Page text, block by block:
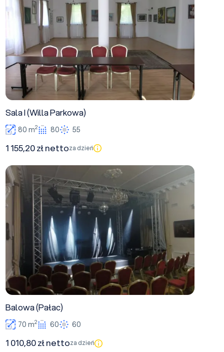
Sala I (Willa Parkowa)
80 m2 80 55
1 155,20 zł nettoza dzień
Balowa (Pałac)
Balowa (Pałac)
70 m2 60 60
1 010,80 zł nettoza dzień